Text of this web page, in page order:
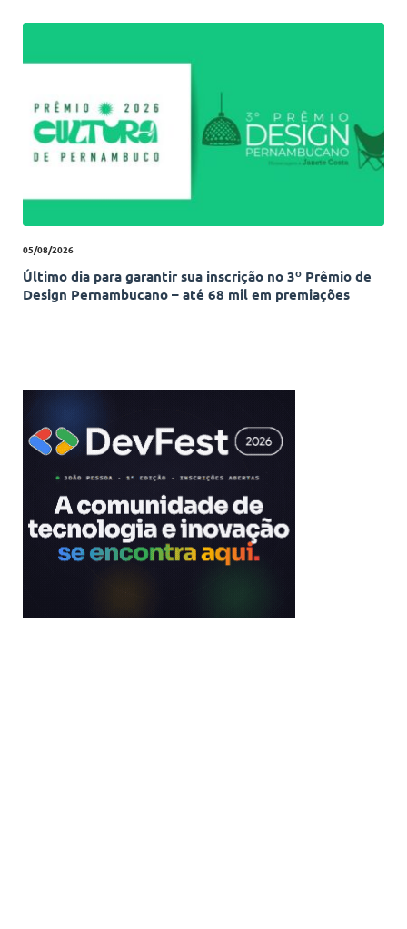
05/08/2026
Último dia para garantir sua inscrição no 3º Prêmio de
Design Pernambucano – até 68 mil em premiações